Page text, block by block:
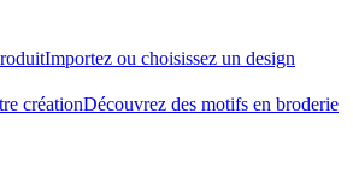
Importez ou choisissez un design
créationDécouvrez des motifs en broderie